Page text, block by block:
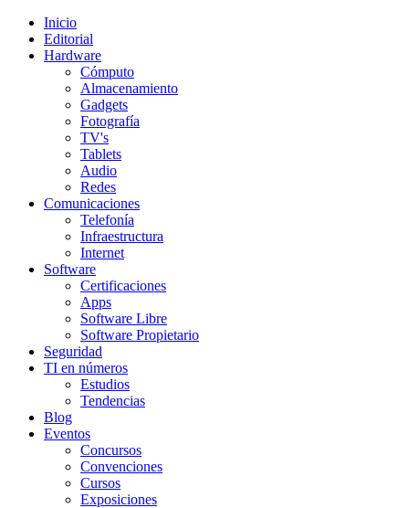
Inicio
Editorial
Hardware
Cómputo
Almacenamiento
Gadgets
Fotografía
TV's
Tablets
Audio
Redes
Comunicaciones
Telefonía
Infraestructura
Internet
Software
Certificaciones
Apps
Software Libre
Software Propietario
Seguridad
TI en números
Estudios
Tendencias
Blog
Eventos
Concursos
Convenciones
Cursos
Exposiciones